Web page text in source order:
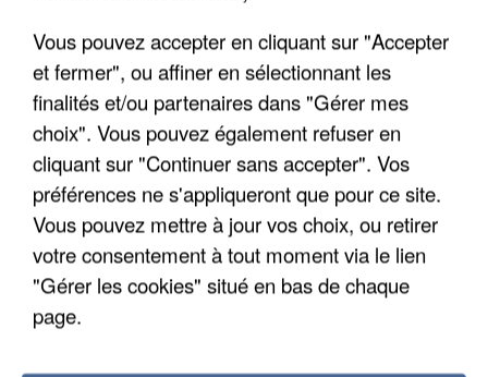
Vous pouvez accepter en cliquant sur "Accepter
et fermer", ou affiner en sélectionnant les
finalités et/ou partenaires dans "Gérer mes
choix". Vous pouvez également refuser en
cliquant sur "Continuer sans accepter". Vos
préférences ne s'appliqueront que pour ce site.
Vous pouvez mettre à jour vos choix, ou retirer
votre consentement à tout moment via le lien
"Gérer les cookies" situé en bas de chaque
page.